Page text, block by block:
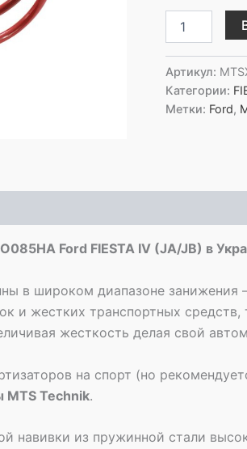
товара
Technik
Задние
пружины
с
FIESTA
(JA/JB)
Артикул:
Категории:
Метки: Ford,
Ford FIESTA IV (JA/JB) в
в широком диапазоне
и жестких транспортных
жесткость делая свой
на спорт (но
MTS Technik.
навивки из пружинной стали